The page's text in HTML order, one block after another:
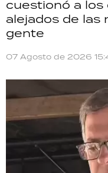
cuestionó a los
alejados de las
gente
07 Agosto de 2026